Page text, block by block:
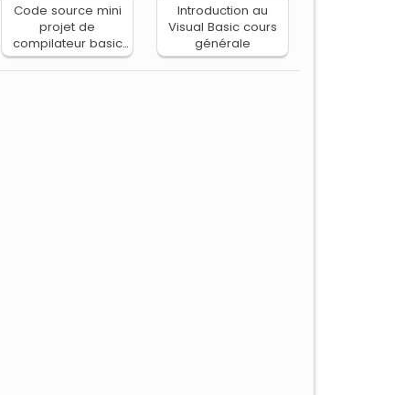
Code source mini
projet de
compilateur basic
en langage C
Introduction au
Visual Basic cours
générale